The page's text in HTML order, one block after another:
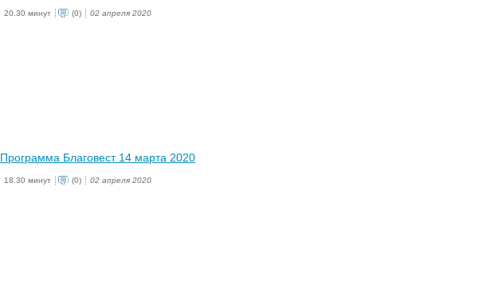
20.30 минут (0) 02 апреля 2020
Программа Благовест 14 марта 2020
18.30 минут (0) 02 апреля 2020